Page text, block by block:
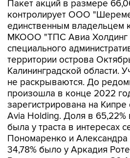
Пакет акций в размере
контролирует ООО
единственным владельцем
МКООО "ТПС Авиа Холдинг
специального
территории острова
Калининградской
не раскрываются. До
произошла в конце 2022
зарегистрирована на Кипре
Avia Holding. Доля в 65,22%
была у траста в интересах
Пономаренко и Александра
34,78% было у Аркадия